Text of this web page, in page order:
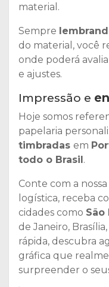
material.
Sempre
do material, você
onde poderá
e ajustes.
Impressão e
Hoje somos
papelaria
timbradas em
todo o Brasil.
Conte com a
logística, receba
cidades como São
de Janeiro,
rápida, descubra
gráfica que
surpreender o